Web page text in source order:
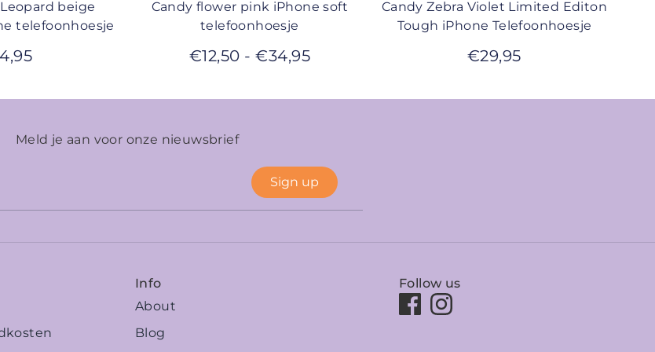
beige
telefoonhoesje
Candy flower pink iPhone soft
telefoonhoesje
€12,50 - €34,95
Candy Zebra Violet Limited Editon
Tough iPhone Telefoonhoesje
€29,95
Meld je aan voor onze nieuwsbrief
Sign up
Info
About
Blog
Follow us